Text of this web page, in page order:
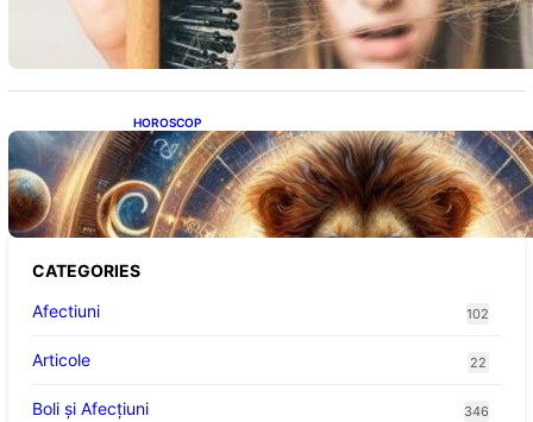
HOROSCOP
Portalul Leului 8/8: Oportunități de
Abundență pentru Cinci Zodii în 2026
CATEGORIES
Afectiuni
102
Articole 22
Boli și Afecțiuni 346